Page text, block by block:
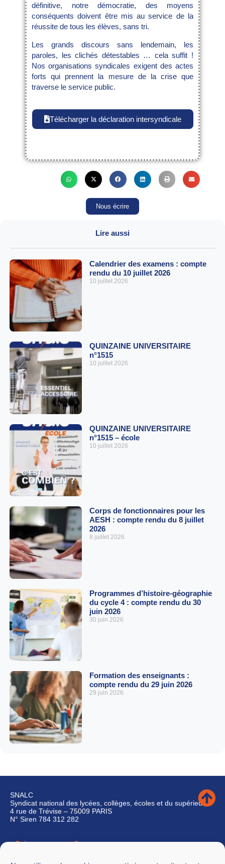
définitive, notre démocratie, des moyens
conséquents doivent être mis au service de la
réussite de tous les élèves, sans tri.
Les grands discours sans lendemain, les
paroles, les clichés détestables … cela suffit !
Nos organisations syndicales exigent des actes
forts qui prennent la mesure de la crise que
traverse le service public.
Télécharger la déclaration intersyndicale
Nous écrire
Lire aussi
Calendrier des examens : compte
rendu du 10 juillet 2026
10 juillet 2026
QUINZAINE UNIVERSITAIRE
n°1515
10 juillet 2026
QUINZAINE UNIVERSITAIRE
n°1515 – école
10 juillet 2026
Corps de fonctionnaires pour les
AESH : compte rendu du 8 juillet
2026
8 juillet 2026
Programmes d’histoire-géographie
du cycle 4 : compte rendu du 30
juin 2026
30 juin 2026
Formation des enseignants :
compte rendu du 29 juin 2026
29 juin 2026
SNALC
Syndicat national des lycées, collèges, écoles et du supérieur
4 rue de Trévise – 75009 PARIS
N° Siren 784 312 282
Qui sommes-nous ?